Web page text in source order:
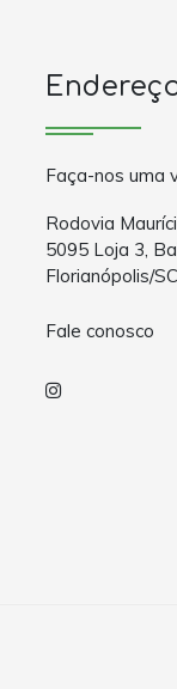
Faça-nos uma
Rodovia
5095 Loja 3,
Florianópolis/
Fale conosco